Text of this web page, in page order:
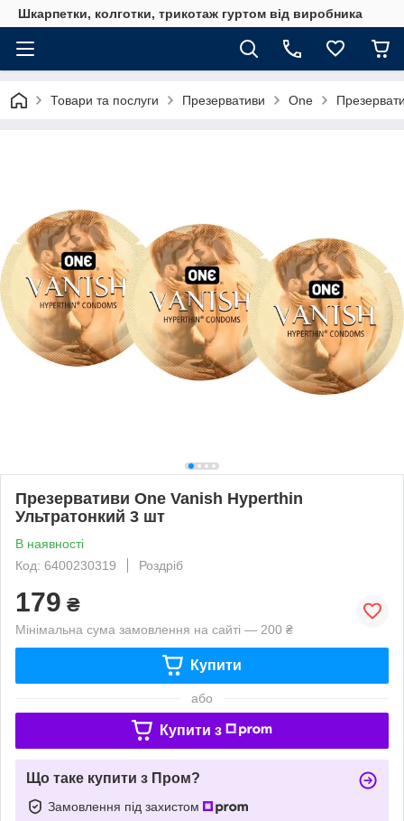
Шкарпетки, колготки, трикотаж гуртом від виробника
Товари та послуги Презервативи One
Презервативи One Vanish Hyperthin
Ультратонкий 3 шт
В наявності
Код: 6400230319
Роздріб
179 ₴
Мінімальна сума замовлення на сайті — 200 ₴
Купити
або
Купити з
Що таке купити з Пром?
Замовлення під захистом